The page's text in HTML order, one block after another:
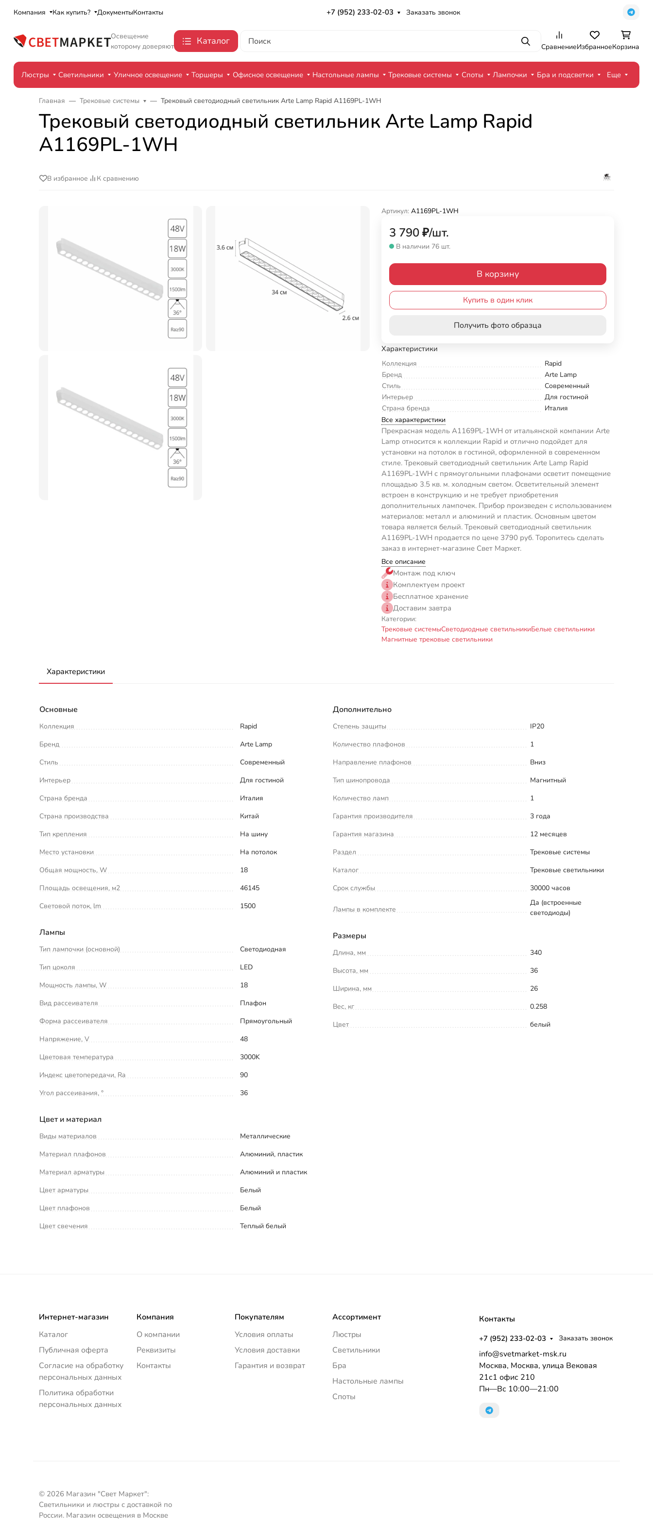
Компания Как купить? ДокументыКонтакты +7 (952) 233-02-03 Заказать звонок
Освещение
которому доверяют
Каталог ПоискСравнениеИзбранноеКорзина
Люстры Светильники Уличное освещение Торшеры Офисное освещение Настольные лампы Трековые системы Споты Лампочки Бра и подсветки Еще
Главная Трековые системы Трековый светодиодный светильник Arte Lamp Rapid A1169PL-1WH
Трековый светодиодный светильник Arte Lamp Rapid
A1169PL-1WH
В избранное К сравнению
Артикул: A1169PL-1WH
3 790₽/шт.
В наличии 76 шт.
В корзину
Купить в один клик
Получить фото образца
Характеристики
Коллекция
Rapid
Бренд
Arte Lamp
Стиль
Современный
Интерьер
Для гостиной
Страна бренда
Италия
Все характеристики
Прекрасная модель A1169PL-1WH от итальянской компании Arte
Lamp относится к коллекции Rapid и отлично подойдет для
установки на потолок в гостиной, оформленной в современном
стиле. Трековый светодиодный светильник Arte Lamp Rapid
A1169PL-1WH с прямоугольными плафонами осветит помещение
площадью 3.5 кв. м. холодным светом. Осветительный элемент
встроен в конструкцию и не требует приобретения
дополнительных лампочек. Прибор произведен с использованием
материалов: металл и алюминий и пластик. Основным цветом
товара является белый. Трековый светодиодный светильник
A1169PL-1WH продается по цене 3790 руб. Торопитесь сделать
заказ в интернет-магазине Свет Маркет.
Все описание
Монтаж под ключ
Комплектуем проект
Бесплатное хранение
Доставим завтра
Категории:
Трековые системыСветодиодные светильникиБелые светильники
Магнитные трековые светильники
Характеристики
Основные
Коллекция
Rapid
Бренд
Arte Lamp
Стиль
Современный
Интерьер
Для гостиной
Страна бренда
Италия
Страна производства
Китай
Тип крепления
На шину
Место установки
На потолок
Общая мощность, W
18
Площадь освещения, м2
46145
Световой поток, lm
1500
Лампы
Тип лампочки (основной)
Светодиодная
Тип цоколя
LED
Мощность лампы, W
18
Вид рассеивателя
Плафон
Форма рассеивателя
Прямоугольный
Напряжение, V
48
Цветовая температура
3000K
Индекс цветопередачи, Ra
90
Угол рассеивания, °
36
Цвет и материал
Виды материалов
Металлические
Материал плафонов
Алюминий, пластик
Материал арматуры
Алюминий и пластик
Цвет арматуры
Белый
Цвет плафонов
Белый
Цвет свечения
Теплый белый
Дополнительно
Степень защиты
IP20
Количество плафонов
1
Направление плафонов
Вниз
Тип шинопровода
Магнитный
Количество ламп
1
Гарантия производителя
3 года
Гарантия магазина
12 месяцев
Раздел
Трековые системы
Каталог
Трековые светильники
Срок службы
30000 часов
Лампы в комплекте
Да (встроенные
светодиоды)
Размеры
Длина, мм
340
Высота, мм
36
Ширина, мм
26
Вес, кг
0.258
Цвет
белый
Интернет-магазин
Каталог
Публичная оферта
Согласие на обработку
персональных данных
Политика обработки
персональных данных
Компания
О компании
Реквизиты
Контакты
Покупателям
Условия оплаты
Условия доставки
Гарантия и возврат
Ассортимент
Люстры
Светильники
Бра
Настольные лампы
Споты
Контакты
+7 (952) 233-02-03 Заказать звонок
info@svetmarket-msk.ru
Москва, Москва, улица Вековая
21с1 офис 210
Пн—Вс 10:00—21:00
© 2026 Магазин "Свет Маркет":
Светильники и люстры с доставкой по
России. Магазин освещения в Москве